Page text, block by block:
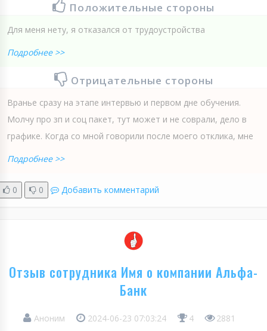
Положительные стороны
Для меня нету, я отказался от трудоустройства
Подробнее >>
Отрицательные стороны
Вранье сразу на этапе интервью и первом дне обучения.
Молчу про зп и соц пакет, тут может и не соврали, дело в
графике. Когда со мной говорили после моего отклика, мне
Подробнее >>
0 0 Добавить комментарий
Отзыв сотрудника Имя о компании Альфа-
Банк
Аноним 2024-06-23 07:03:24 4 2881